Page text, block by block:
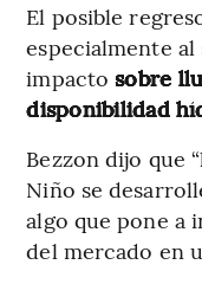
El posible
especialmente
impactosobre
disponibilidad
Bezzon dijo que
Niño se
algo que pone a
del mercado en